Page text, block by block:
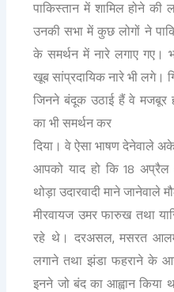
पाकिस्तान में शामिल होने
उनकी सभा में कुछ लोगों ने
के समर्थन में नारे लगाए गए।
खूब सांप्रदायिक नारे भी लगे।
जिनने बंदूक उठाई हैं वे
का भी समर्थन कर
दिया। वे ऐसा भाषण देनेवाले
आपको याद हो कि18 अप्रैल
थोड़ा उदारवादी माने जानेवाले
मीरवायज उमर फारुख तथा
रहे थे। दरअसल,मसरत आलम
लगाने तथा झंडा फहराने के
इनने जो बंद का आह्वान किया